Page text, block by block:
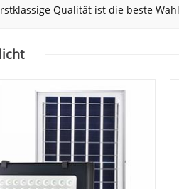
Qualität ist die beste